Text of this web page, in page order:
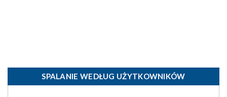
SPALANIE WEDŁUG UŻYTKOWNIKÓW